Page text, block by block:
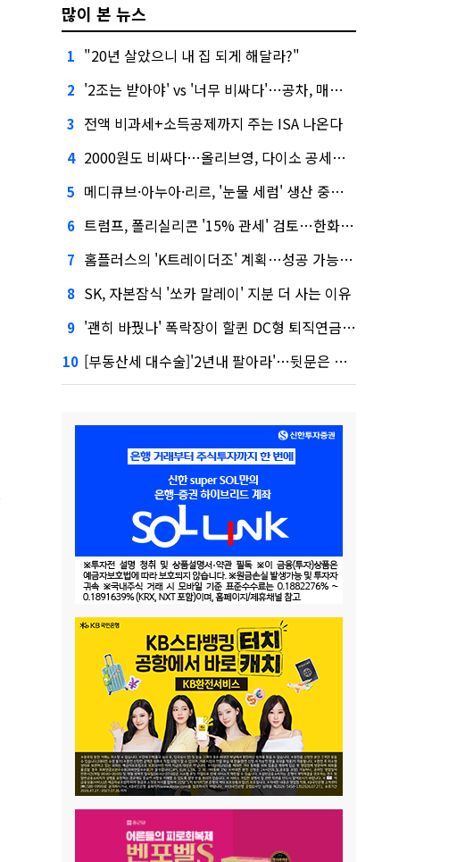
많이 본 뉴스
1 "20년 살았으니 내 집 되게 해달라?"
2 '2조는 받아야' vs '너무 비싸다'…공차, 매각 성공할까
3 전액 비과세+소득공제까지 주는 ISA 나온다
4 2000원도 비싸다…올리브영, 다이소 공세에 '가성비'로 맞불
5 메디큐브·아누아·리르, '눈물 세럼' 생산 중단한다
6 트럼프, 폴리실리콘 '15% 관세' 검토…한화큐셀·OCI 영향은?
7 홈플러스의 'K트레이더조' 계획…성공 가능성은 '글쎄'
8 SK, 자본잠식 '쏘카 말레이' 지분 더 사는 이유
9 '괜히 바꿨나' 폭락장이 할퀸 DC형 퇴직연금…전문가 조언은
10 [부동산세 대수술]'2년내 팔아라'…뒷문은 열었다